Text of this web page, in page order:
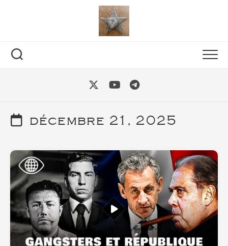
décembre 21, 2025